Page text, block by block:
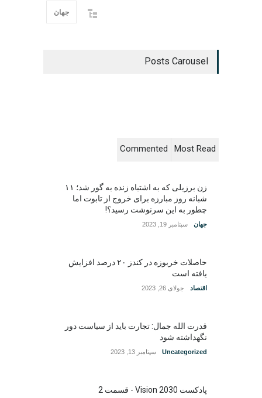
جهان
Posts Carousel
Most Read
Commented
زن برزیلی که به اشتباه زنده به گور شد؛ ۱۱
شبانه روز مبارزه برای خروج از تابوت اما
چطور به این سرنوشت رسید؟!
جهان سپتامبر 19, 2023
حاصلات خربوزه در کندز ۲۰ درصد افزایش
یافته است
اقتصاد جولای 26, 2023
قدرت الله جمال: تجارت باید از سیاست دور
نگهداشته شود
Uncategorized سپتامبر 13, 2023
پادکست Vision 2030 - قسمت 2